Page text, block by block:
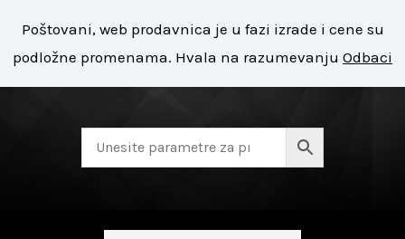
sadržaj
+ 381 11 8127 400
Poštovani, web prodavnica je u fazi izrade i cene su
podložne promenama. Hvala na razumevanju Odbaci